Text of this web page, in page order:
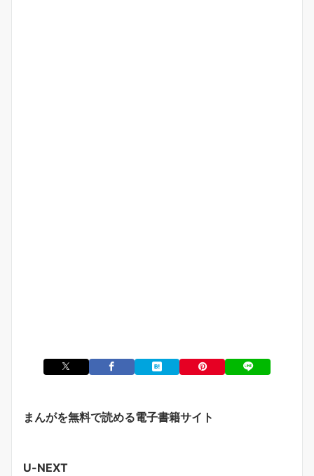
まんがを無料で読める電子書籍サイト
U-NEXT